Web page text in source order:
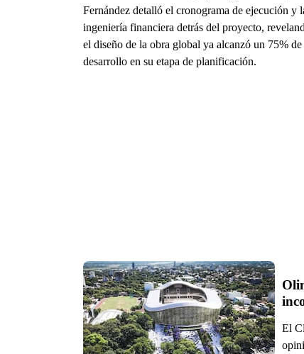
Fernández detalló el cronograma de ejecución y
ingeniería financiera detrás del proyecto,
el diseño de la obra global ya alcanzó un 75% de
desarrollo en su etapa de planificación.
El